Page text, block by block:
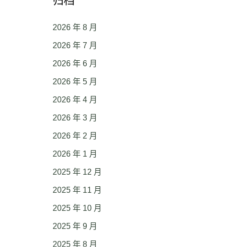
2026 年 8 月
2026 年 7 月
2026 年 6 月
2026 年 5 月
2026 年 4 月
2026 年 3 月
2026 年 2 月
2026 年 1 月
2025 年 12 月
2025 年 11 月
2025 年 10 月
2025 年 9 月
2025 年 8 月